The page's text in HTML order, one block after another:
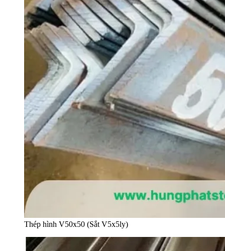
Thép hình V50x50 (Sắt V5x5ly)